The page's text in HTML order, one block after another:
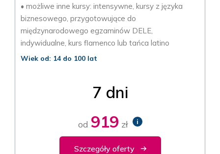
• możliwe inne kursy: intensywne, kursy z języka
biznesowego, przygotowujące do
międzynarodowego egzaminów DELE,
indywidualne, kurs flamenco lub tańca latino
Wiek od: 14 do 100 lat
7 dni
od 919 zł i
Szczegóły oferty